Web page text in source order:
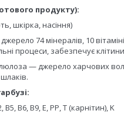
продукту):
шкірка, насіння)
74 мінералів, 10
процеси, забезпечує
— джерело харчових
B5, B6, B9, E, PP, Т (карнітин), K